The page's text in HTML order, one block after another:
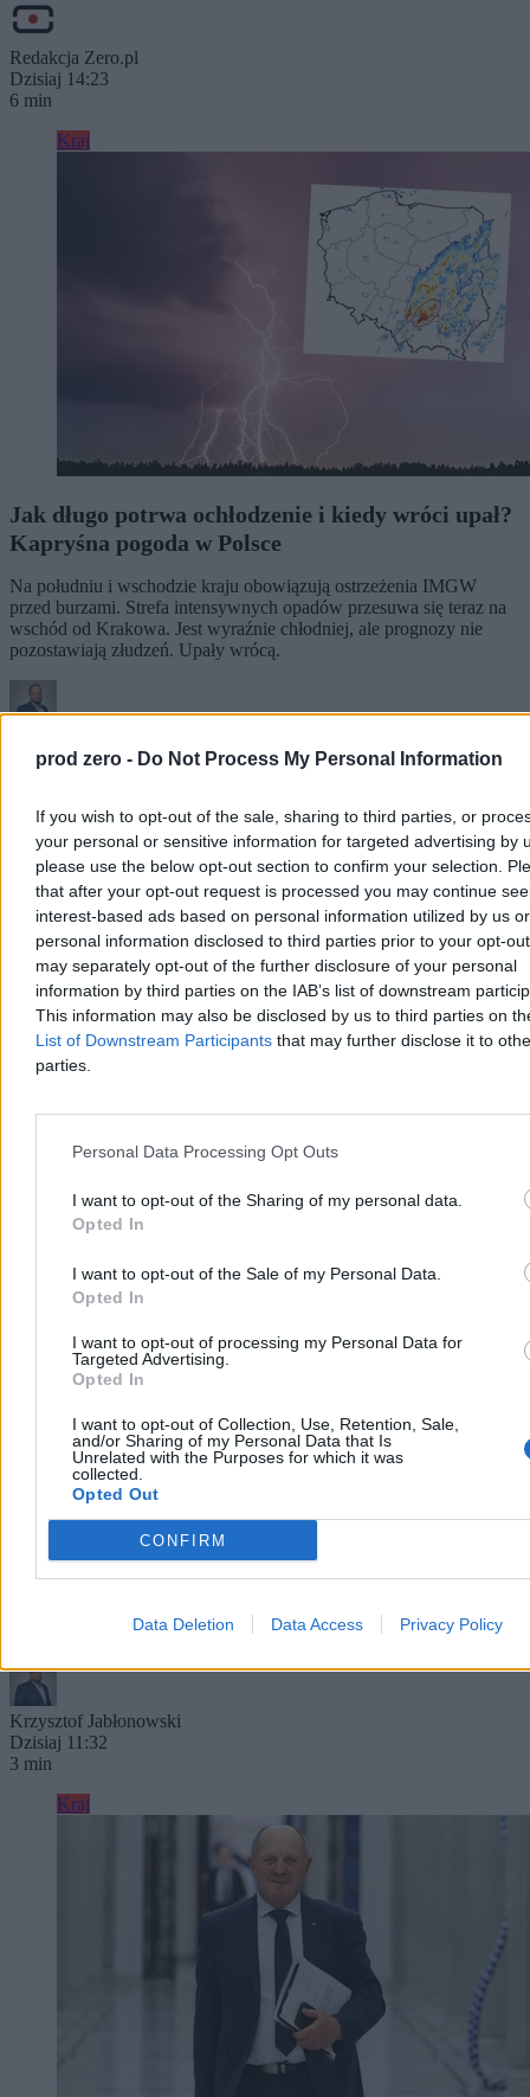
prod zero - Do Not Process My Personal Information
If you wish to opt-out of the sale, sharing to third parties, or
your personal or sensitive information for targeted advertising by
please use the below opt-out section to confirm your selection.
that after your opt-out request is processed you may continue
interest-based ads based on personal information utilized by us or
personal information disclosed to third parties prior to your opt-
may separately opt-out of the further disclosure of your personal
information by third parties on the IAB’s list of downstream
This information may also be disclosed by us to third parties on
List of Downstream Participants that may further disclose it to
parties.
Personal Data Processing Opt Outs
I want to opt-out of the Sharing of my personal data.
Opted In
I want to opt-out of the Sale of my Personal Data.
Opted In
I want to opt-out of processing my Personal Data for
Targeted Advertising.
Opted In
I want to opt-out of Collection, Use, Retention, Sale,
and/or Sharing of my Personal Data that Is
Unrelated with the Purposes for which it was
collected.
Opted Out
CONFIRM
Data Deletion Data Access Privacy Policy
Redakcja Zero.pl
Dzisiaj 14:23
6 min
Kraj
Jak długo potrwa ochłodzenie i kiedy wróci upał?
Kapryśna pogoda w Polsce
Na południu i wschodzie kraju obowiązują ostrzeżenia IMGW
przed burzami. Strefa intensywnych opadów przesuwa się teraz na
wschód od Krakowa. Jest wyraźnie chłodniej, ale prognozy nie
pozostawiają złudzeń. Upały wrócą.
Dzisiaj 13:40
Reklama
Reklama
Ministerstwo Zdrowia: Mamy coraz więcej
zespołów ratownictwa medycznego. Podano dane
W 2026 r. przybyło 49 zespołów ratownictwa medycznego –
wydatki poniesione w tym obszarze ochrony zdrowia.
Krzysztof Jabłonowski
Dzisiaj 11:32
3 min
Kraj